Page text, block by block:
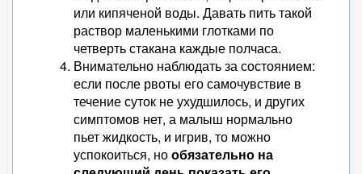
или кипяченой воды. Давать пить такой
раствор маленькими глотками по
четверть стакана каждые полчаса.
Внимательно наблюдать за состоянием:
если после рвоты его самочувствие в
течение суток не ухудшилось, и других
симптомов нет, а малыш нормально
пьет жидкость, и игрив, то можно
успокоиться, нообязательно на